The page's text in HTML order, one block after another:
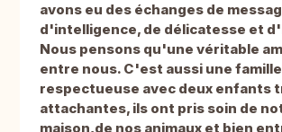
avons eu des échanges de
d'intelligence, de délicatesse et
Nous pensons qu'une véritable
entre nous. C'est aussi une famille
respectueuse avec deux enfants
attachantes, ils ont pris soin de
maison,de nos animaux et bien